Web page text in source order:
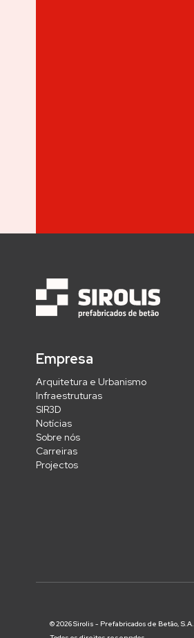
Empresa
Arquitetura e Urbanismo
Infraestruturas
SIR3D
Notícias
Sobre nós
Carreiras
Projectos
© 2026 Sirolis - Prefabricados de Betão, S.A.